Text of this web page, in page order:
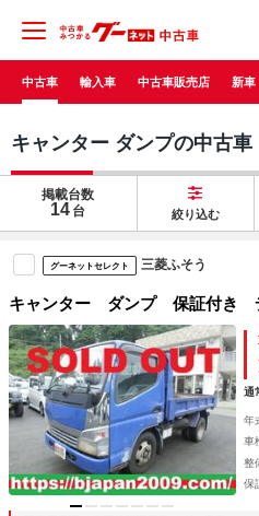
中古車 輸入車 中古車販売店 新車
キャンター ダンプの中古車
掲載台数
14 台 絞り込む
グーネットセレクト 三菱ふそう
キャンター ダンプ 保証付き
通
年
車
整
保